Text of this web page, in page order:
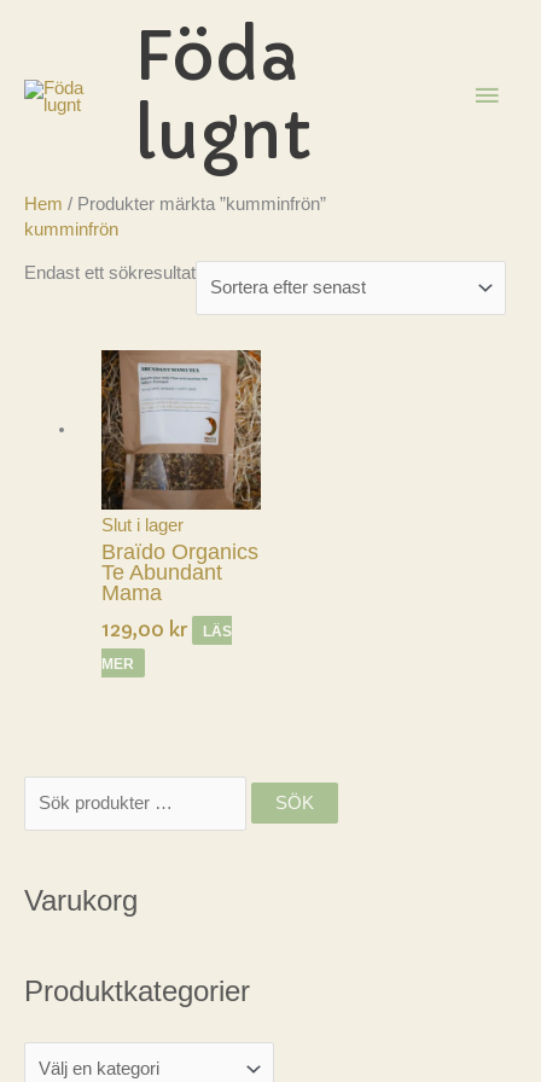
Föda
lugnt
Hem / Produkter märkta ”kumminfrön”
kumminfrön
Endast ett sökresultat
Slut i lager
Braïdo Organics
Te Abundant
Mama
129,00 kr LÄS
MER
ö
e
e
SÖK
Varukorg
Produktkategorier